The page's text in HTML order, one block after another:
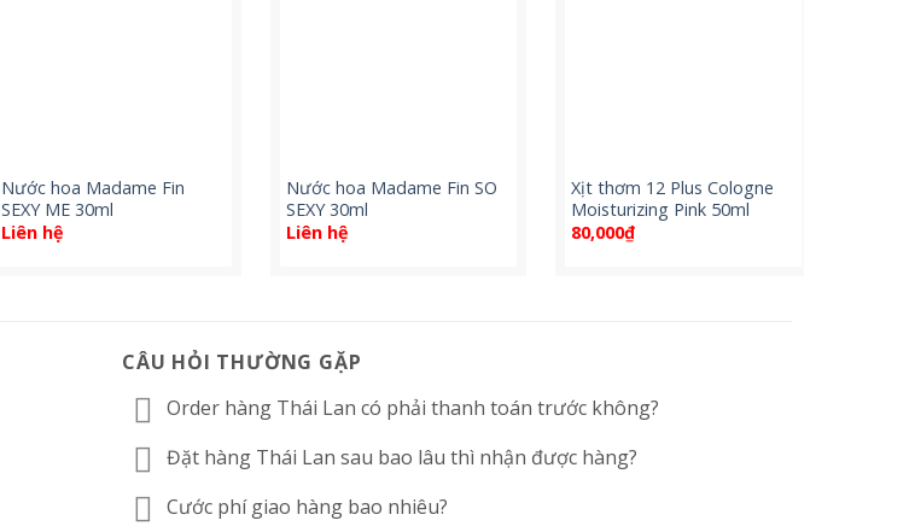
Nước hoa Madame Fin
SEXY ME 30ml
Liên hệ
Nước hoa Madame Fin SO
SEXY 30ml
Liên hệ
Xịt thơm 12 Plus Cologne
Moisturizing Pink 50ml
80,000₫
CÂU HỎI THƯỜNG GẶP
Order hàng Thái Lan có phải thanh toán trước không?
Đặt hàng Thái Lan sau bao lâu thì nhận được hàng?
Cước phí giao hàng bao nhiêu?